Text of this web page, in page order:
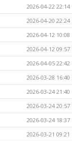
2026-04-22 22:14
2026-04-20 22:24
2026-04-12 10:08
2026-04-12 09:57
2026-04-05 22:42
2026-03-28 16:40
2026-03-24 21:40
2026-03-24 20:57
2026-03-24 18:37
2026-03-21 09:21